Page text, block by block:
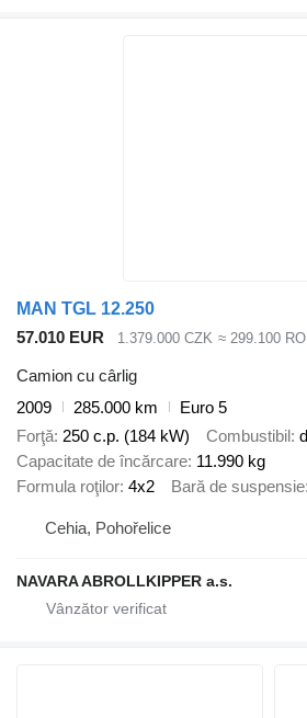
MAN TGL 12.250
57.010 EUR
1.379.000 CZK ≈ 299.100
Camion cu cârlig
2009
285.000 km
Euro 5
Forţă 250 c.p. (184 kW) Combustibil
Capacitate de încărcare 11.990 kg
Formula roţilor 4x2 Bară de suspensie
Cehia, Pohořelice
NAVARA ABROLLKIPPER a.s.